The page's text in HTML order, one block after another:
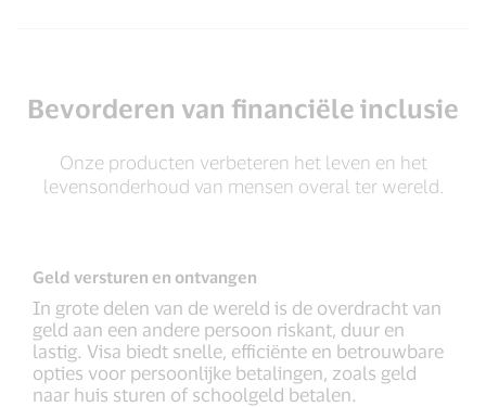
Bevorderen van financiële inclusie
Onze producten verbeteren het leven en het
levensonderhoud van mensen overal ter wereld.
Geld versturen en ontvangen
In grote delen van de wereld is de overdracht van
geld aan een andere persoon riskant, duur en
lastig. Visa biedt snelle, efficiënte en betrouwbare
opties voor persoonlijke betalingen, zoals geld
naar huis sturen of schoolgeld betalen.